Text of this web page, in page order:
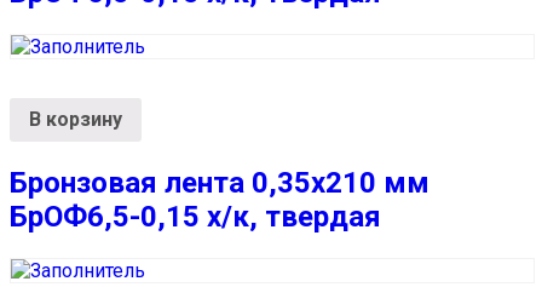
В корзину
Бронзовая лента 0,35х210 мм
БрОФ6,5-0,15 х/к, твердая